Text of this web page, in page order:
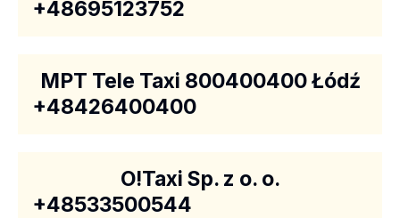
+48695123752
MPT Tele Taxi 800400400 Łódź
+48426400400
O!Taxi Sp. z o. o.
+48533500544